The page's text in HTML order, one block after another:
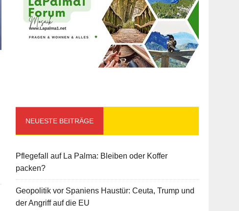
NEUESTE BEITRÄGE
Pflegefall auf La Palma: Bleiben oder Koffer
packen?
Geopolitik vor Spaniens Haustür: Ceuta, Trump und
der Angriff auf die EU